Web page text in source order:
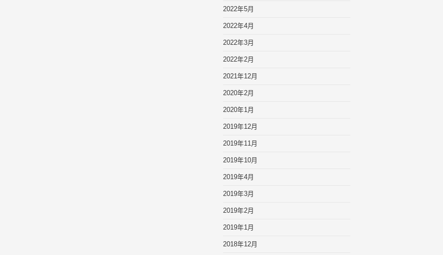
2022年5月
2022年4月
2022年3月
2022年2月
2021年12月
2020年2月
2020年1月
2019年12月
2019年11月
2019年10月
2019年4月
2019年3月
2019年2月
2019年1月
2018年12月